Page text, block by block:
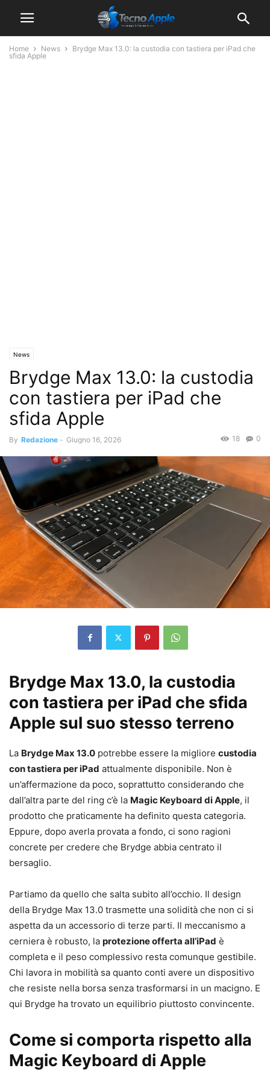
Home News
Brydge Max 13.0: la custodia con tastiera per iPad che
sfida Apple
News
Brydge Max 13.0: la custodia
con tastiera per iPad che
sfida Apple
By Redazione - Giugno 16, 2026 0
18
Brydge Max 13.0, la custodia
con tastiera per iPad che sfida
Apple sul suo stesso terreno
La Brydge Max 13.0 potrebbe essere la migliore custodia
con tastiera per iPad attualmente disponibile. Non è
un’affermazione da poco, soprattutto considerando che
dall’altra parte del ring c’è la Magic Keyboard di Apple, il
prodotto che praticamente ha definito questa categoria.
Eppure, dopo averla provata a fondo, ci sono ragioni
concrete per credere che Brydge abbia centrato il
bersaglio.
Partiamo da quello che salta subito all’occhio. Il design
della Brydge Max 13.0 trasmette una solidità che non ci si
aspetta da un accessorio di terze parti. Il meccanismo a
cerniera è robusto, la protezione offerta all’iPad è
completa e il peso complessivo resta comunque gestibile.
Chi lavora in mobilità sa quanto conti avere un dispositivo
che resiste nella borsa senza trasformarsi in un macigno. E
qui Brydge ha trovato un equilibrio piuttosto convincente.
Come si comporta rispetto alla
Magic Keyboard di Apple